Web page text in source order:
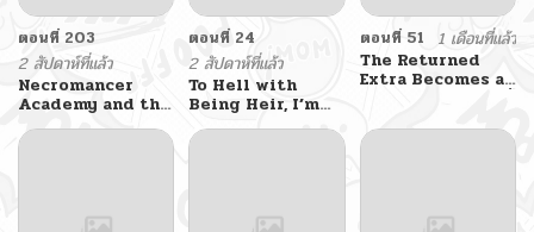
ตอนที่ 203
2 สัปดาห์ที่แล้ว
Necromancer
Academy and the
Genius
Summoner
ตอนที่ 24
2 สัปดาห์ที่แล้ว
To Hell with
Being Heir, I’m
going to Heal
ตอนที่ 51
1 เดือนที่แล้ว
The Returned
Extra Becomes a
อัจฉริยะ